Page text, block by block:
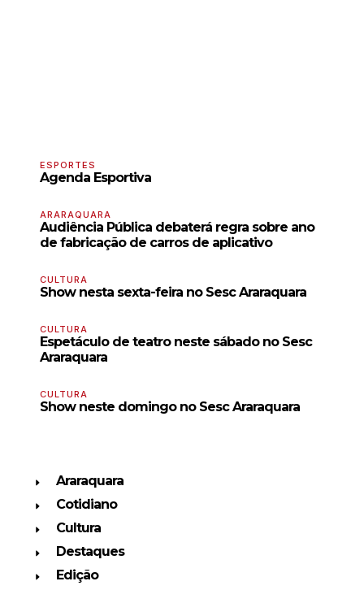
ESPORTES
Agenda Esportiva
ARARAQUARA
Audiência Pública debaterá regra sobre ano
de fabricação de carros de aplicativo
CULTURA
Show nesta sexta-feira no Sesc Araraquara
CULTURA
Espetáculo de teatro neste sábado no Sesc
Araraquara
CULTURA
Show neste domingo no Sesc Araraquara
Araraquara
Cotidiano
Cultura
Destaques
Edição